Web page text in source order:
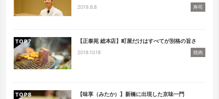
2019.8.8 寿司
TOP 【正泰苑 総本店】町屋だけはすべてが別格の旨さ
2018.10.18 焼肉
TOP 【味享（みたか）】新橋に出現した京味一門